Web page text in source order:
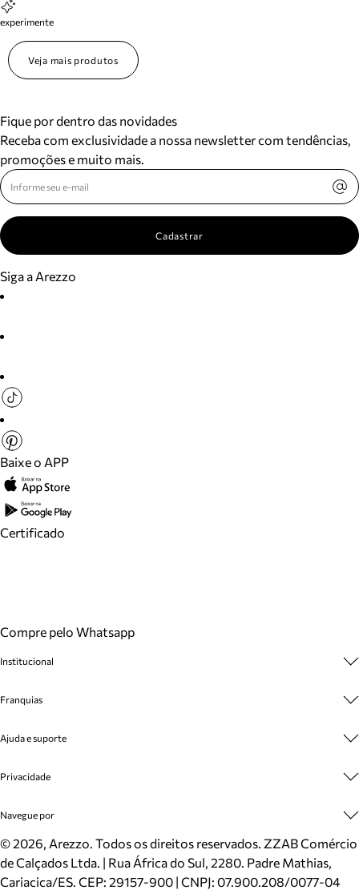
experimente
Veja mais produtos
Fique por dentro das novidades
Receba com exclusividade a nossa newsletter com tendências,
promoções e muito mais.
Cadastrar
Siga a Arezzo
Baixe o APP
Certificado
Compre pelo Whatsapp
Institucional
Cashback
Venda Corporativa
Mapa do Site
Inverno
Mundo Arezzo
Franquias
Plano de Negócio
Ajuda e suporte
Cadastro
Meus Pedidos
Trocas e Devoluções
Cartão Presente
Localizador de lojas
Privacidade
Politica e Privacidade
Navegue por
Sapatos
Bolsas
Scarpins
©2026, Arezzo. Todos os direitos reservados. ZZAB Comércio
de Calçados Ltda. | Rua África do Sul, 2280. Padre Mathias,
Cariacica/ES. CEP: 29157-900 | CNPJ: 07.900.208/0077-04